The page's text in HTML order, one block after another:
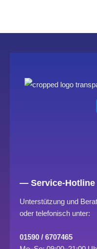
— Service-Hotline
Unterstützung und
oder telefonisch unter:
01590 / 6707465